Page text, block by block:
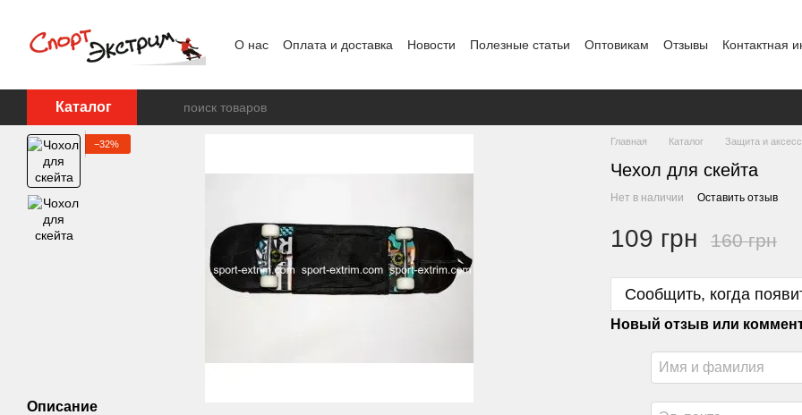
О нас Оплата и доставка Новости Полезные статьи Оптовикам Отзывы Контактная
Каталог
−32%
Описание
Главная Каталог Защита и
Чехол для скейта
Нет в наличии Оставить отзыв
109 грн 160 грн
Сообщить, когда
Новый отзыв или